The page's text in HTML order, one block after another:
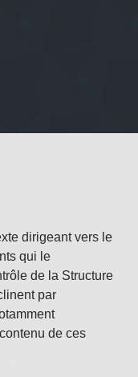
dirigeant vers le
qui le
de la Structure
par
de ces